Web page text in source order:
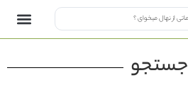
جستجو